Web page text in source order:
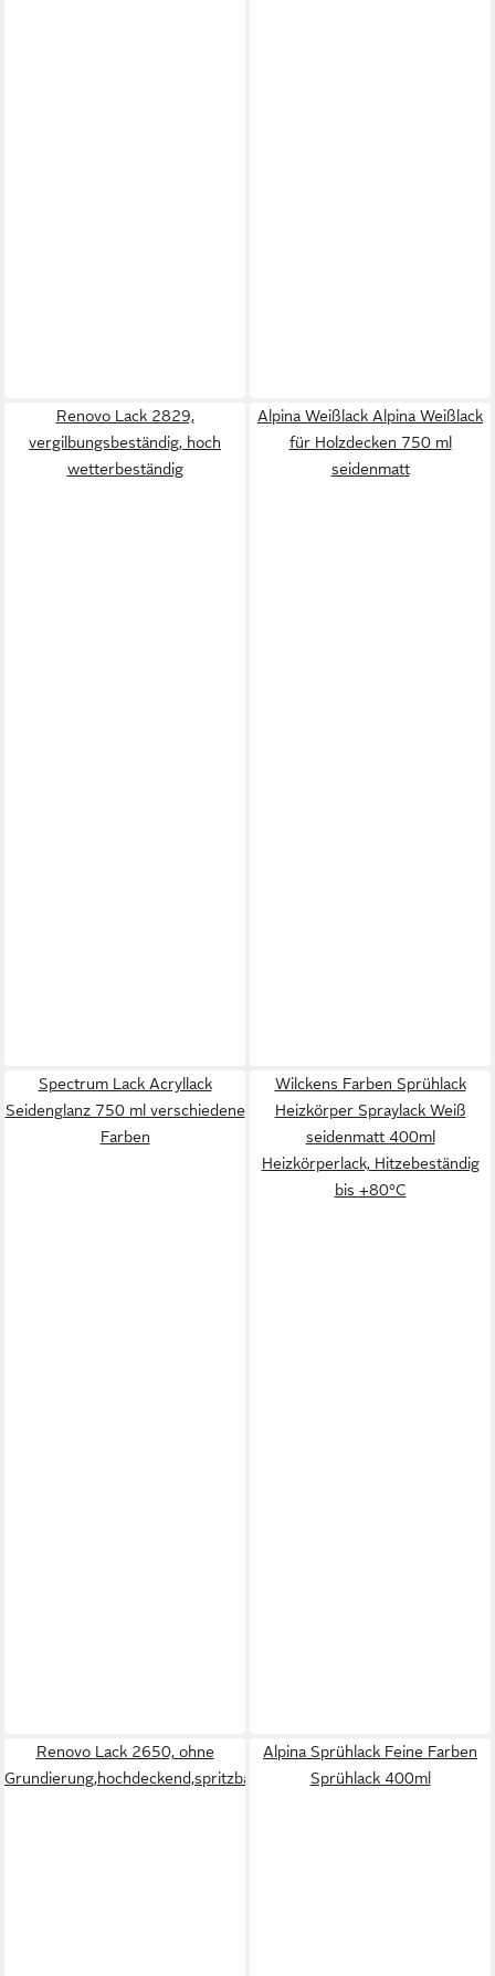
Renovo Lack 2829,
vergilbungsbeständig, hoch
wetterbeständig
Alpina Weißlack Alpina Weißlack
für Holzdecken 750 ml
seidenmatt
Spectrum Lack Acryllack
Seidenglanz 750 ml verschiedene
Farben
Wilckens Farben Sprühlack
Heizkörper Spraylack Weiß
seidenmatt 400ml
Heizkörperlack, Hitzebeständig
bis +80°C
Renovo Lack 2650, ohne
Grundierung,hochdeckend,spritzbar
Alpina Sprühlack Feine Farben
Sprühlack 400ml